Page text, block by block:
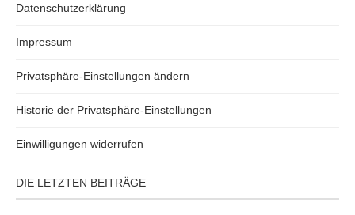
Datenschutzerklärung
Impressum
Privatsphäre-Einstellungen ändern
Historie der Privatsphäre-Einstellungen
Einwilligungen widerrufen
DIE LETZTEN BEITRÄGE